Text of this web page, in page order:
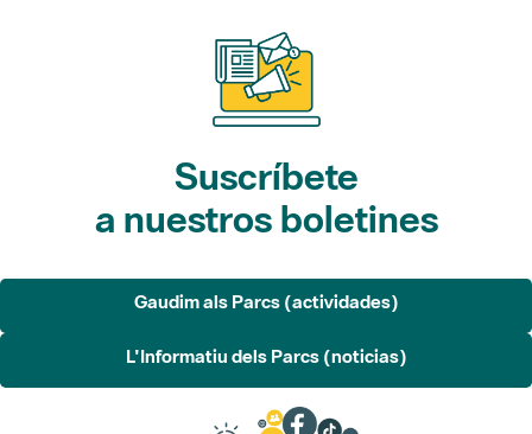
Suscríbete
a nuestros boletines
Gaudim als Parcs (actividades)
L'Informatiu dels Parcs (noticias)